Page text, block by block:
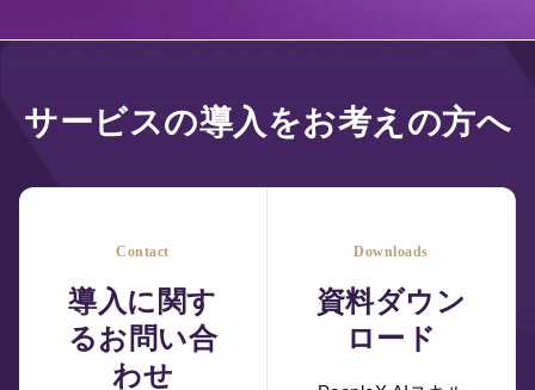
サービスの導入をお考えの方へ
Contact
導入に関す
るお問い合
わせ
Downloads
資料ダウン
ロード